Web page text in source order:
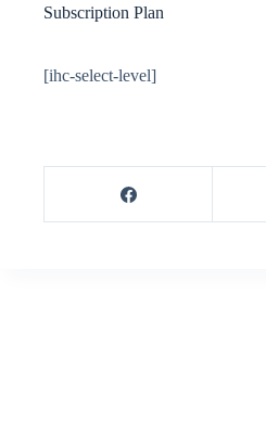
Subscription Plan
[ihc-select-level]